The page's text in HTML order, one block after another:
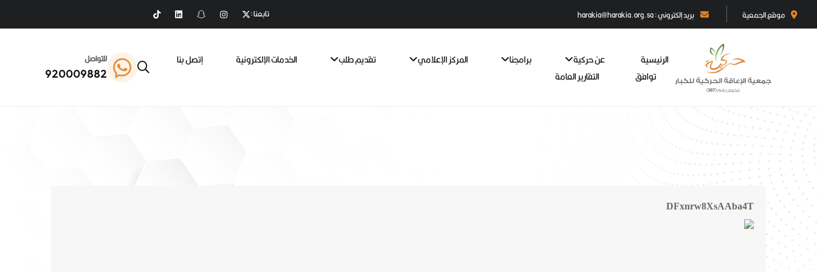
موقع الجمعية بريد إلكتروني : harakia@harakia.org.sa تابعنا :
الرئيسية عن حركية برامجنا المركز الإعلامي تقديم طلب الخدمات الإلكترونية
إتصل بنا
توافق
التقارير العامة
للتواصل
920009882
DFxnrw8XsAAba4T